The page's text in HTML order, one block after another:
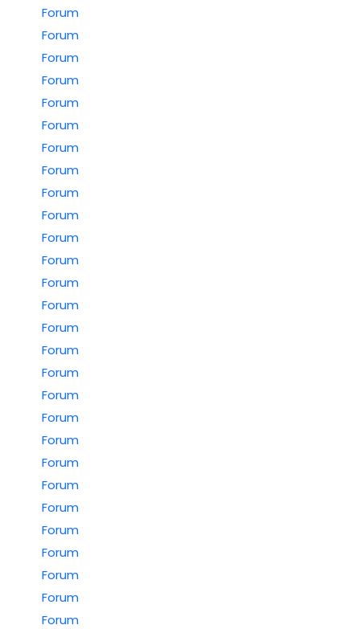
Forum
Forum
Forum
Forum
Forum
Forum
Forum
Forum
Forum
Forum
Forum
Forum
Forum
Forum
Forum
Forum
Forum
Forum
Forum
Forum
Forum
Forum
Forum
Forum
Forum
Forum
Forum
Forum